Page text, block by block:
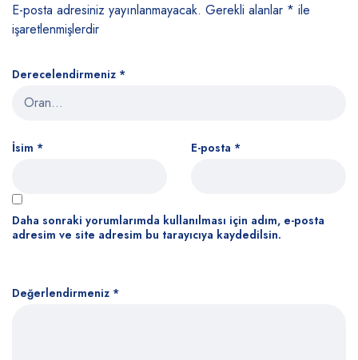
E-posta adresiniz yayınlanmayacak. Gerekli alanlar * ile
işaretlenmişlerdir
Derecelendirmeniz *
Değerlendirmeniz *
İsim * E-posta *
Daha sonraki yorumlarımda kullanılması için adım, e-posta
adresim ve site adresim bu tarayıcıya kaydedilsin.